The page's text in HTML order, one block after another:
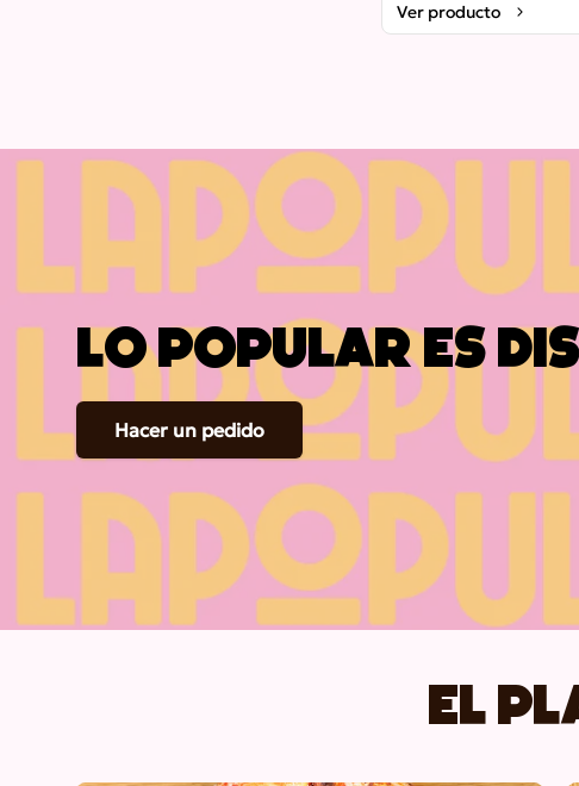
Ver producto
Lopopulares
Hacer un pedido
El